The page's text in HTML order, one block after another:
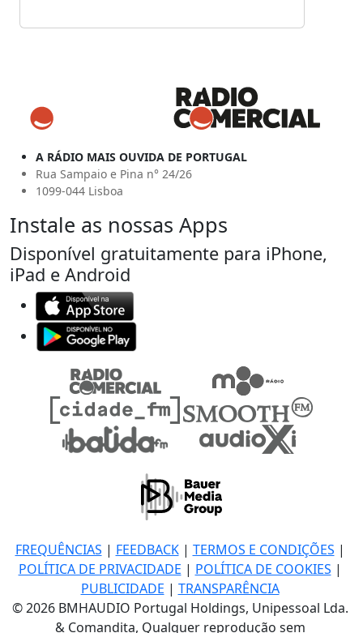
A RÁDIO MAIS OUVIDA DE PORTUGAL
Rua Sampaio e Pina n° 24/26
1099-044 Lisboa
Instale as nossas Apps
Disponível gratuitamente para iPhone,
iPad e Android
FREQUÊNCIAS | FEEDBACK| TERMOS E CONDIÇÕES |
POLÍTICA DE PRIVACIDADE | POLÍTICA DE COOKIES |
PUBLICIDADE | TRANSPARÊNCIA
© 2026 BMHAUDIO Portugal Holdings, Unipessoal Lda.
& Comandita, Qualquer reprodução sem